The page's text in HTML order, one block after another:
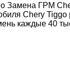
Замена ГРМ
Chery Tiggo
каждые 40